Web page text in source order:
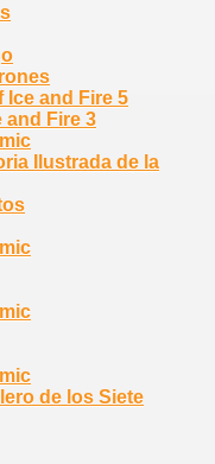
Ice and Fire 5
and Fire 3
Ilustrada de la
de los Siete